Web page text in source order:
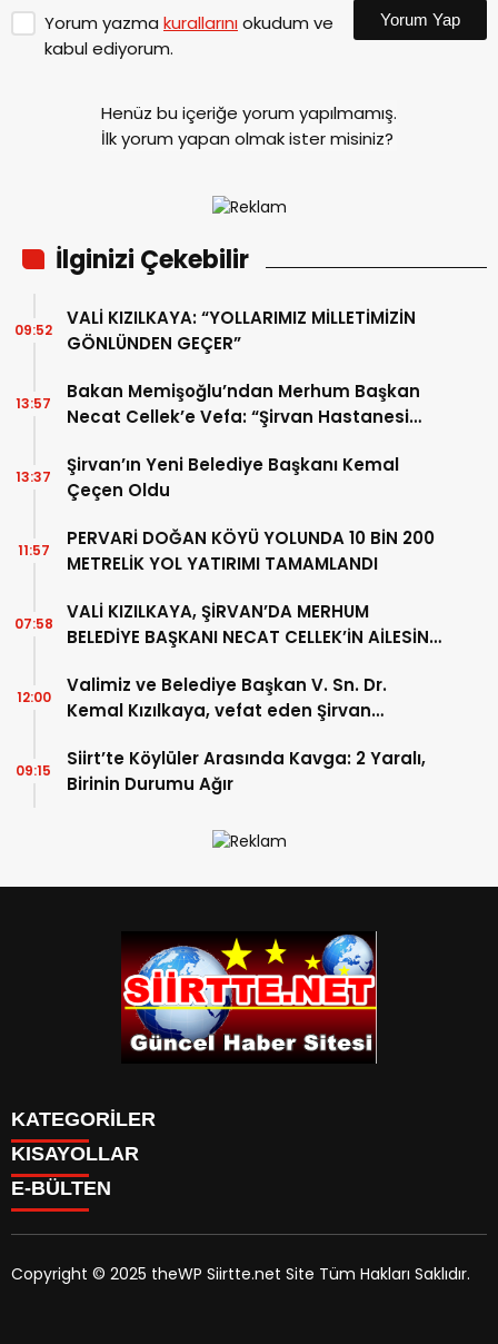
Yorum yazma kurallarınıokudum ve
kabul ediyorum.
Yorum Yap
Henüz bu içeriğe yorum yapılmamış.
İlk yorum yapan olmak ister misiniz?
İlginizi Çekebilir
VALİ KIZILKAYA: “YOLLARIMIZ MİLLETİMİZİN
GÖNLÜNDEN GEÇER”
09:52
Bakan Memişoğlu’ndan Merhum Başkan
Necat Cellek’e Vefa: “Şirvan Hastanesi
Hatırlanacak”
13:57
Şirvan’ın Yeni Belediye Başkanı Kemal
Çeçen Oldu
13:37
PERVARİ DOĞAN KÖYÜ YOLUNDA 10 BİN 200
METRELİK YOL YATIRIMI TAMAMLANDI
11:57
VALİ KIZILKAYA, ŞİRVAN’DA MERHUM
BELEDİYE BAŞKANI NECAT CELLEK’İN AİLESİNE
07:58
Valimiz ve Belediye Başkan V. Sn. Dr.
Kemal Kızılkaya, vefat eden Şirvan
cenaze törenine katıldı.
12:00
Siirt’te Köylüler Arasında Kavga: 2 Yaralı,
Birinin Durumu Ağır
09:15
KATEGORİLER
SPOR
Eruh Haberleri
KISAYOLLAR
MANSET
SAĞLIK
E-BÜLTEN
Copyright © 2025 theWP Siirtte.net Site Tüm Hakları Saklıdır.